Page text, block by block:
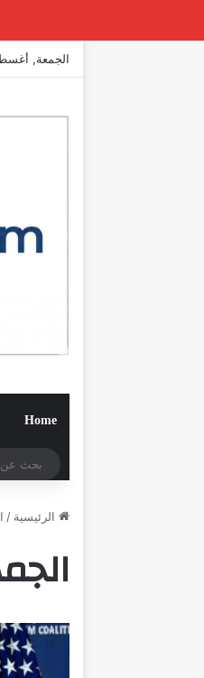
الجمعة, أغسطس
Home
الرئيسية /